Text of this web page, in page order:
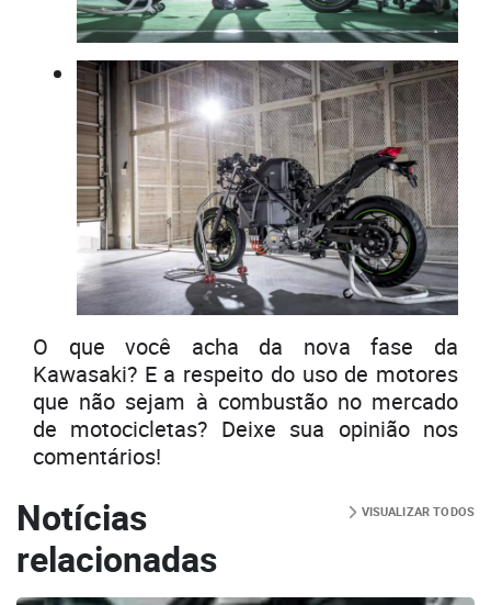
O que você acha da nova fase da
Kawasaki? E a respeito do uso de motores
que não sejam à combustão no mercado
de motocicletas? Deixe sua opinião nos
comentários!
Notícias
relacionadas
VISUALIZAR TODOS